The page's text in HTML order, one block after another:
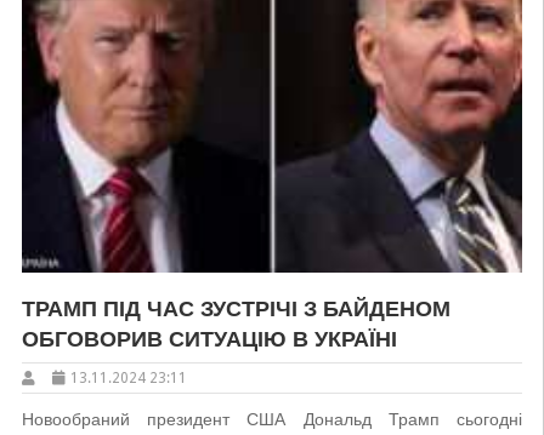
ТРАМП ПІД ЧАС ЗУСТРІЧІ З БАЙДЕНОМ
ОБГОВОРИВ СИТУАЦІЮ В УКРАЇНІ
13.11.2024 23:11
Новообраний президент США Дональд Трамп сьогодні